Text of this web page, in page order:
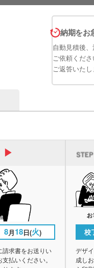
納期をお
自動見積後
ご依頼くだ
ご返答いたし
8月18日(火)
請求書をお送りい
払いください。
校
デザ
成し